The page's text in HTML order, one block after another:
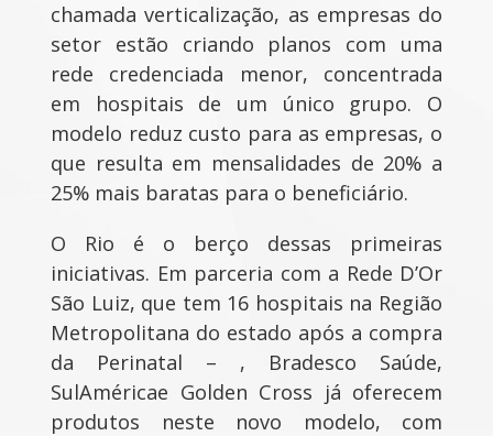
chamada verticalização, as empresas do
setor estão criando planos com uma
rede credenciada menor, concentrada
em hospitais de um único grupo. O
modelo reduz custo para as empresas, o
que resulta em mensalidades de 20% a
25% mais baratas para o beneficiário.
O Rio é o berço dessas primeiras
iniciativas. Em parceria com a Rede D’Or
São Luiz, que tem 16 hospitais na Região
Metropolitana do estado após a compra
da Perinatal – , Bradesco Saúde,
SulAméricae Golden Cross já oferecem
produtos neste novo modelo, com